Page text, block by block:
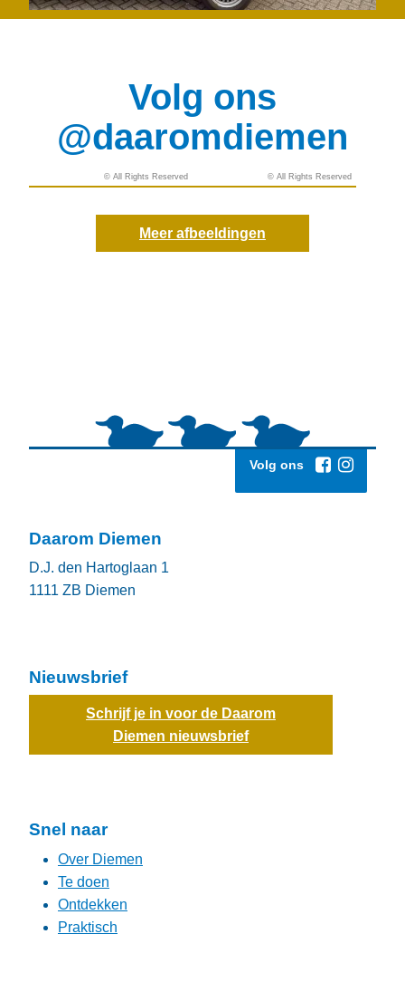
Volg ons
@daaromdiemen
© All Rights Reserved © All Rights Reserved
© All Rights Reserved © All Rights Reserved
Meer afbeeldingen
Volg ons
Daarom Diemen
D.J. den Hartoglaan 1
1111 ZB Diemen
Nieuwsbrief
Schrijf je in voor de Daarom
Diemen nieuwsbrief
Snel naar
Over Diemen
Te doen
Ontdekken
Praktisch